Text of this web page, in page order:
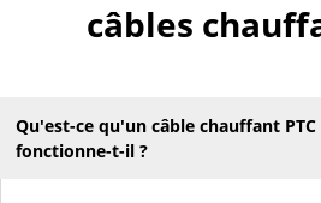
câbles
Qu'est-ce qu'un câble chauffant
fonctionne-t-il ?